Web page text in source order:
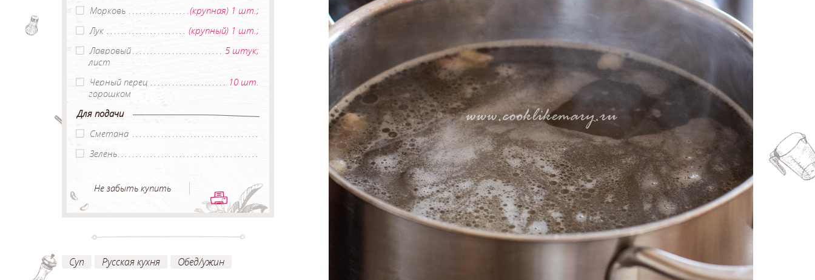
Морковь
(крупная) 1 шт.;
Лук
(крупный) 1 шт.;
Лавровый
лист
5 штук;
Черный перец
горошком
10 шт.
Для подачи
Сметана
Зелень
Не забыть купить
Суп Русская кухня Обед/ужин